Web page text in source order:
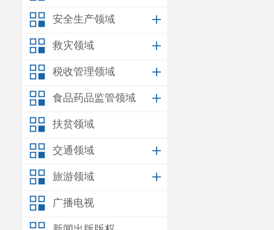
安全生产领域
救灾领域
税收管理领域
食品药品监管领域
扶贫领域
交通领域
旅游领域
广播电视